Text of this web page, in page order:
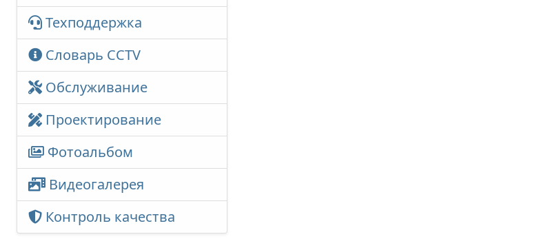
Техподдержка
Словарь CCTV
Обслуживание
Проектирование
Фотоальбом
Видеогалерея
Контроль качества